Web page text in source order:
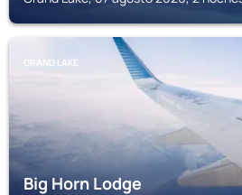
GRAND LAKE
Big Horn Lodge